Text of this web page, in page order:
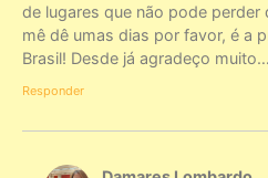
de lugares que não pode perder
mê dê umas dias por favor, é a
Brasil! Desde já agradeço
Responder